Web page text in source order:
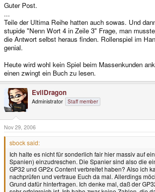
Guter Post.
...
Teile der Ultima Reihe hatten auch sowas. Und
stupide "Nenn Wort 4 in Zeile 3" Frage, man
die Antwort selbst heraus finden. Rollenspiel im
genial.
Heute wird wohl kein Spiel beim Massenkunden
einen zwingt ein Buch zu lesen.
EvilDragon
Administrator Staff member
Nov 29, 2006
sbock said:
Ich halte es nicht für sonderlich fair hier massiv auf
Spanien) einzudreschen. Die Spanier sind also die
GP32 und GP2x Content verbreitet haben? Also ich
nachprüfen und vertraue Euch da mal. Allerdings
Grund dafür hinterfragen. Ich denke mal, daß der